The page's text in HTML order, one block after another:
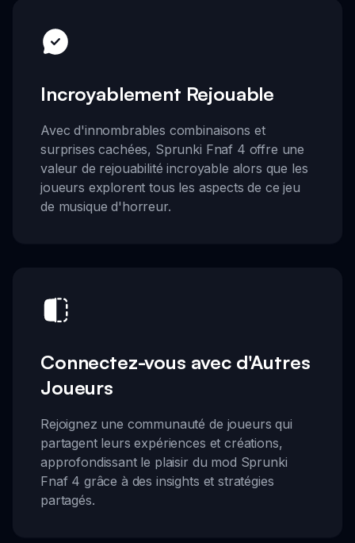
Incroyablement Rejouable
Avec d'innombrables combinaisons et
surprises cachées, Sprunki Fnaf 4 offre une
valeur de rejouabilité incroyable alors que les
joueurs explorent tous les aspects de ce jeu
de musique d'horreur.
Connectez-vous avec d'Autres
Joueurs
Rejoignez une communauté de joueurs qui
partagent leurs expériences et créations,
approfondissant le plaisir du mod Sprunki
Fnaf 4 grâce à des insights et stratégies
partagés.